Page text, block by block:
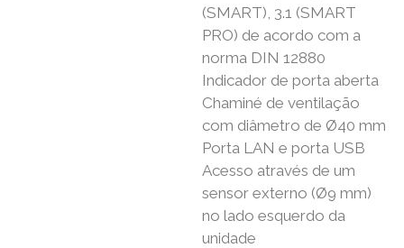
(SMART), 3.1 (SMART
PRO) de acordo com a
norma DIN 12880
Indicador de porta aberta
Chaminé de ventilação
com diâmetro de Ø40 mm
Porta LAN e porta USB
Acesso através de um
sensor externo (Ø9 mm)
no lado esquerdo da
unidade